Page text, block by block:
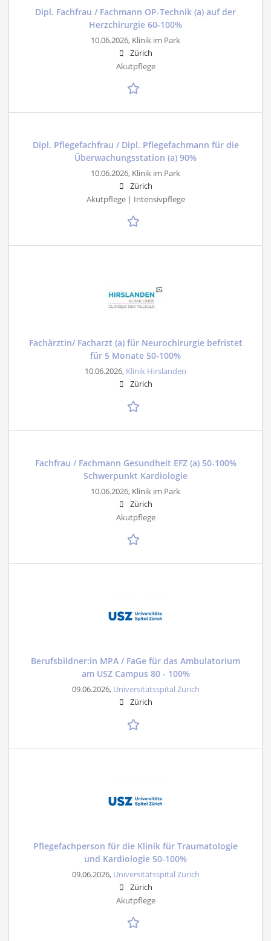
Dipl. Fachfrau / Fachmann OP-Technik (a) auf der
Herzchirurgie 60-100%
10.06.2026, Klinik im Park
Zürich
Akutpflege
Dipl. Pflegefachfrau / Dipl. Pflegefachmann für die
Überwachungsstation (a) 90%
10.06.2026, Klinik im Park
Zürich
Akutpflege | Intensivpflege
Fachärztin/ Facharzt (a) für Neurochirurgie befristet
für 5 Monate 50-100%
10.06.2026, Klinik Hirslanden
Zürich
Fachfrau / Fachmann Gesundheit EFZ (a) 50-100%
Schwerpunkt Kardiologie
10.06.2026, Klinik im Park
Zürich
Akutpflege
Berufsbildner:in MPA / FaGe für das Ambulatorium
am USZ Campus 80 - 100%
09.06.2026, Universitätsspital Zürich
Zürich
Pflegefachperson für die Klinik für Traumatologie
und Kardiologie 50-100%
09.06.2026, Universitätsspital Zürich
Zürich
Akutpflege